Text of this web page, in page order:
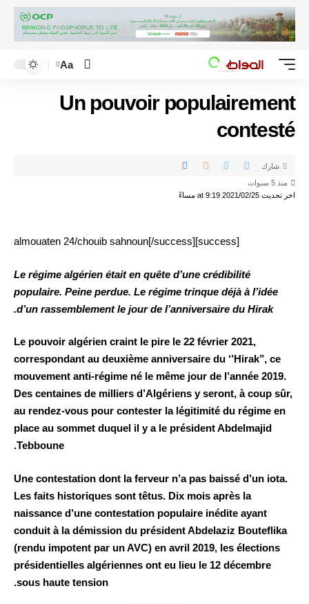
Aa
Un pouvoir populairement
contesté
اخر تحديث 2021/02/25 at 9:19 مساءً
منذ 5 سنوات
شارك
[success]almouaten 24/chouib sahnoun[/success]
Le régime algérien était en quête d’une crédibilité
populaire. Peine perdue. Le régime trinque déjà à l’idée
d’un rassemblement le jour de l’anniversaire du Hirak.
Le pouvoir algérien craint le pire le 22 février 2021,
correspondant au deuxième anniversaire du ‘’Hirak’’, ce
mouvement anti-régime né le même jour de l’année 2019.
Des centaines de milliers d’Algériens y seront, à coup sûr,
au rendez-vous pour contester la légitimité du régime en
place au sommet duquel il y a le président Abdelmajid
Tebboune.
Une contestation dont la ferveur n’a pas baissé d’un iota.
Les faits historiques sont têtus. Dix mois après la
naissance d’une contestation populaire inédite ayant
conduit à la démission du président Abdelaziz Bouteflika
(rendu impotent par un AVC) en avril 2019, les élections
présidentielles algériennes ont eu lieu le 12 décembre
sous haute tension.